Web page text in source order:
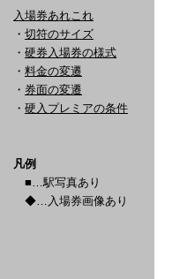
入場券あれこれ
・ 切符のサイズ
・ 硬券入場券の様式
・ 料金の変遷
・ 券面の変遷
・ 硬入プレミアの条件
凡例
■…駅写真あり
◆…入場券画像あり